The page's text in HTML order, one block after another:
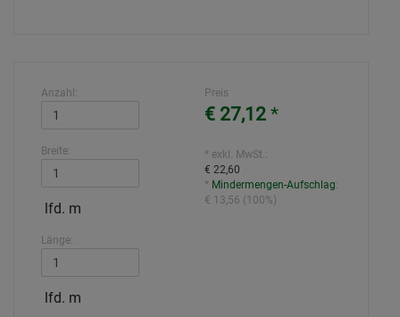
Anzahl:
Breite:
lfd. m
Länge:
lfd. m
Preis
€ 27,12 *
* exkl. MwSt.:
€ 22,60
* Mindermengen-Aufschlag:
€ 13,56 (100%)